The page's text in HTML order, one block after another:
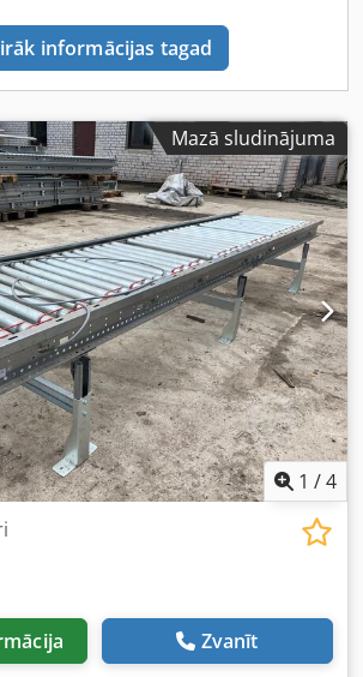
informācijas tagad
Mazā sludinājuma
1 /4
Zvanīt